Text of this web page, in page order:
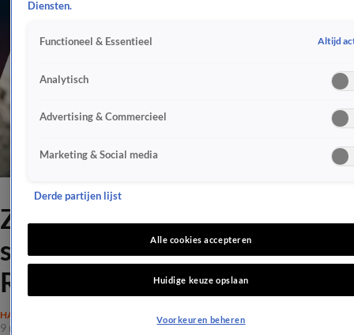
ZIEN: Vriendin André Hazes
stapelgek op schoonmoeder
Rachel
HAZES
9 mei 2021, 09:44
Diensten.
Functioneel & Essentieel Altijd
Analytisch
Advertising & Commercieel
Marketing & Social media
Derde partijen lijst
Alle cookies accepteren
Huidige keuze opslaan
Voorkeuren beheren